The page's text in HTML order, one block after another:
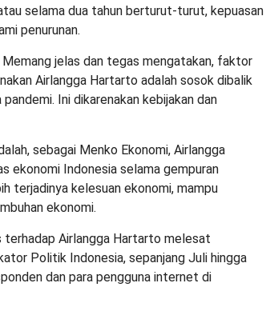
selama dua tahun berturut-turut, kepuasan
penurunan.
jelas dan tegas mengatakan, faktor
Airlangga Hartarto adalah sosok dibalik
Ini dikarenakan kebijakan dan
sebagai Menko Ekonomi, Airlangga
ekonomi Indonesia selama gempuran
terjadinya kelesuan ekonomi, mampu
ekonomi.
Airlangga Hartarto melesat
Politik Indonesia, sepanjang Juli hingga
dan para pengguna internet di